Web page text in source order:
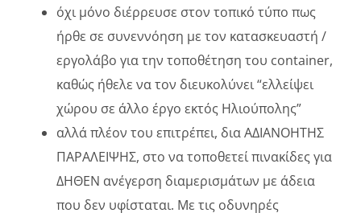
όχι μόνο διέρρευσε στον τοπικό τύπο πως
ήρθε σε συνεννόηση με τον κατασκευαστή /
εργολάβο για την τοποθέτηση του container,
καθώς ήθελε να τον διευκολύνει “ελλείψει
χώρου σε άλλο έργο εκτός Ηλιούπολης”
αλλά πλέον του επιτρέπει, δια ΑΔΙΑΝΟΗΤΗΣ
ΠΑΡΑΛΕΙΨΗΣ, στο να τοποθετεί πινακίδες για
ΔΗΘΕΝ ανέγερση διαμερισμάτων με άδεια
που δεν υφίσταται. Με τις οδυνηρές